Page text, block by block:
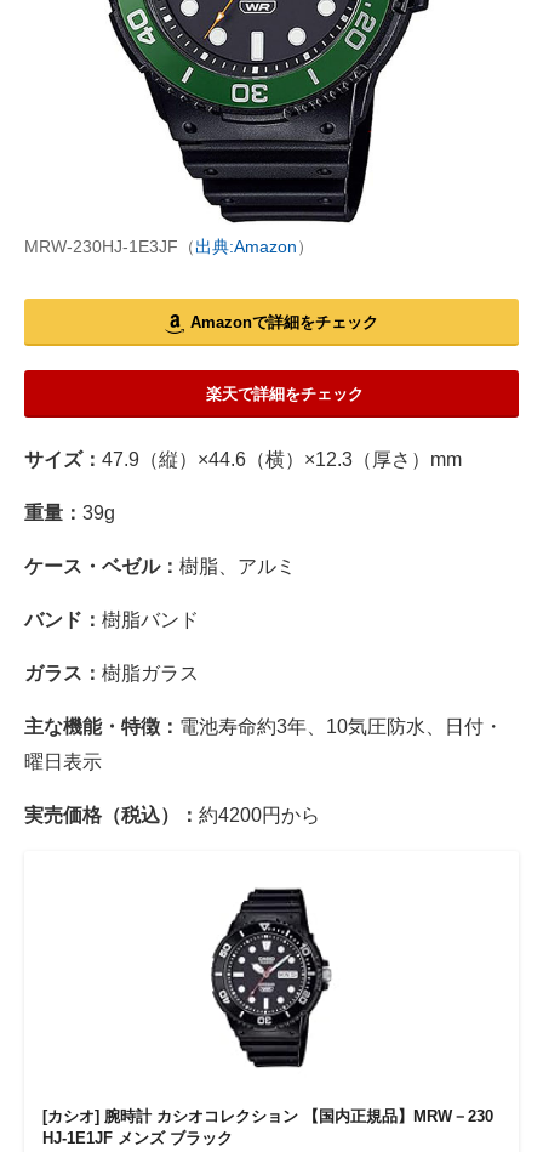
MRW-230HJ-1E3JF（出典:Amazon）
Amazonで詳細をチェック
楽天で詳細をチェック
サイズ： 47.9（縦）×44.6（横）×12.3（厚さ）mm
重量： 39g
ケース・ベゼル： 樹脂、アルミ
バンド： 樹脂バンド
ガラス： 樹脂ガラス
主な機能・特徴： 電池寿命約3年、10気圧防水、日付・
曜日表示
実売価格（税込）： 約4200円から
[カシオ] 腕時計 カシオコレクション 【国内正規品】MRW－230
HJ-1E1JF メンズ ブラック